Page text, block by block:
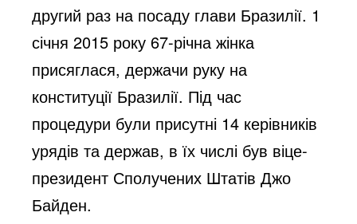
другий раз на посаду глави Бразилії. 1
січня 2015 року 67-річна жінка
присяглася, держачи руку на
конституції Бразилії. Під час
процедури були присутні 14 керівників
урядів та держав, в їх числі був віце-
президент Сполучених Штатів Джо
Байден.